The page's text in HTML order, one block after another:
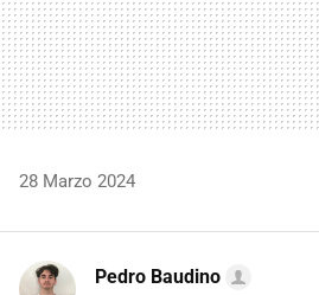
28 Marzo 2024
Pedro Baudino